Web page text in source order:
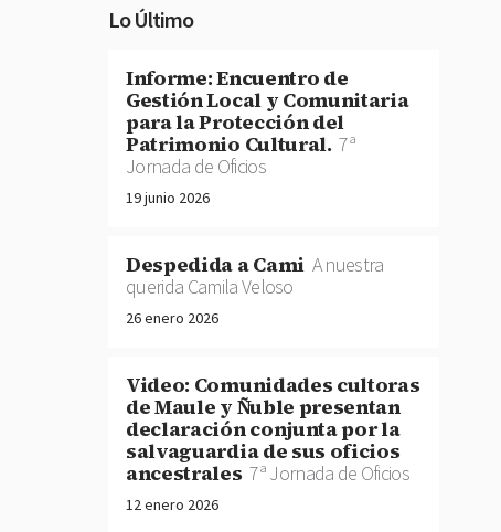
Lo Último
Informe: Encuentro de
Gestión Local y Comunitaria
para la Protección del
Patrimonio Cultural. 7ª
Jornada de Oficios
19 junio 2026
Despedida a Cami A nuestra
querida Camila Veloso
26 enero 2026
Video: Comunidades cultoras
de Maule y Ñuble presentan
declaración conjunta por la
salvaguardia de sus oficios
ancestrales 7ª Jornada de Oficios
12 enero 2026